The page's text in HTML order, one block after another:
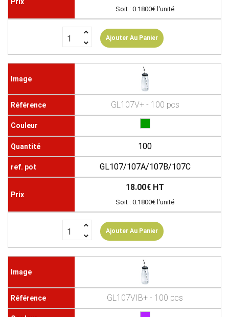
Soit : 0.1800€ l'unité
Ajouter Au Panier
GL107V+ - 100 pcs
100
GL107/107A/107B/107C
18.00€ HT
Soit : 0.1800€ l'unité
Ajouter Au Panier
GL107VIB+ - 100 pcs